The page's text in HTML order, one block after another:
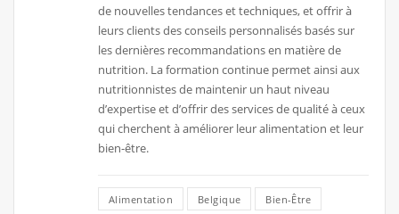
de nouvelles tendances et techniques, et offrir à
leurs clients des conseils personnalisés basés sur
les dernières recommandations en matière de
nutrition. La formation continue permet ainsi aux
nutritionnistes de maintenir un haut niveau
d’expertise et d’offrir des services de qualité à ceux
qui cherchent à améliorer leur alimentation et leur
bien-être.
Alimentation Belgique Bien-Être